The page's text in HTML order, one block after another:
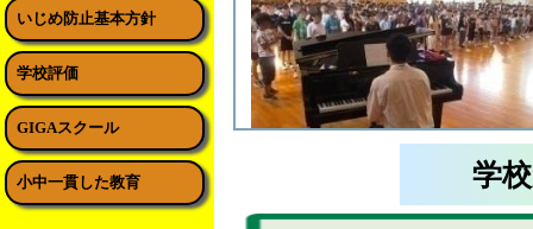
いじめ防止基本方針
学校評価
GIGAスクール
小中一貫した教育 学